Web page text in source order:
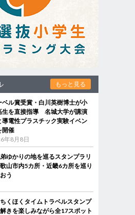
もっと見る
ベル賞受賞・白川英樹博士が小
生を直接指導 名城大学が講演
導電性プラスチック実験イベン
開催
年8月8日
ゆかりの地を巡るスタンプラリ
山市内5カ所・近畿6カ所を巡り
う
くほくタイムトラベルスタンプ
きを楽しみながら全17スポット